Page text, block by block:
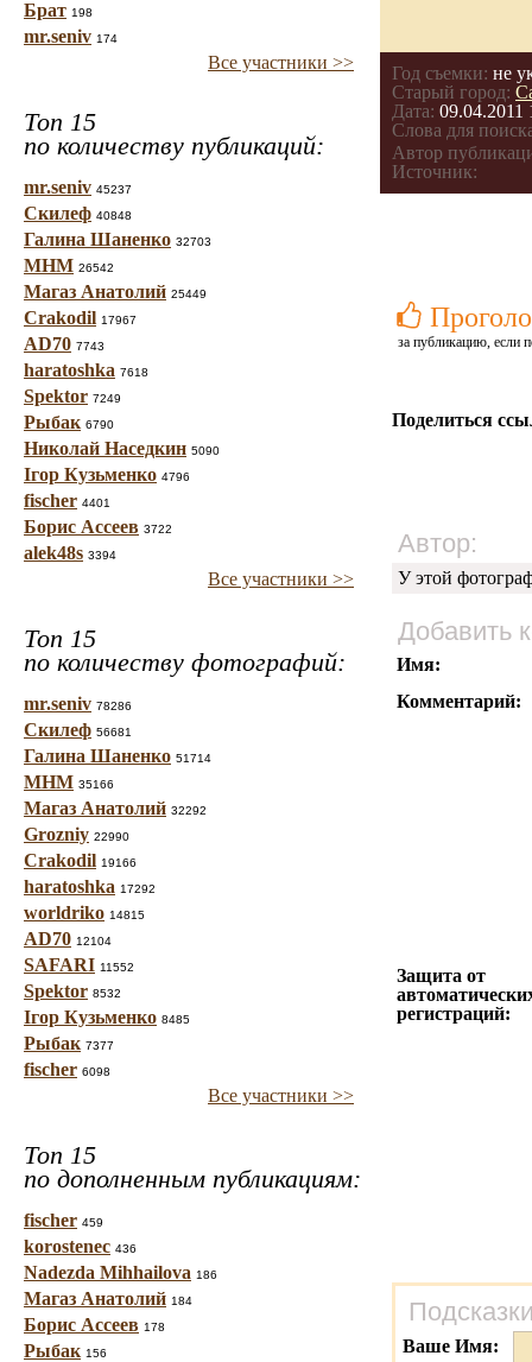
Брат 198
mr.seniv 174
Все участники >>
Топ 15
по количеству публикаций:
mr.seniv 45237
Скилеф 40848
Галина Шаненко 32703
МНМ 26542
Магаз Анатолий 25449
Crakodil 17967
AD70 7743
haratoshka 7618
Spektor 7249
Рыбак 6790
Николай Наседкин 5090
Ігор Кузьменко 4796
fischer 4401
Борис Ассеев 3722
alek48s 3394
Все участники >>
Топ 15
по количеству фотографий:
mr.seniv 78286
Скилеф 56681
Галина Шаненко 51714
МНМ 35166
Магаз Анатолий 32292
Grozniy 22990
Crakodil 19166
haratoshka 17292
worldriko 14815
AD70 12104
SAFARI 11552
Spektor 8532
Ігор Кузьменко 8485
Рыбак 7377
fischer 6098
Все участники >>
Топ 15
по дополненным публикациям:
fischer 459
korostenec 436
Nadezda Mihhailova 186
Магаз Анатолий 184
Борис Ассеев 178
Рыбак 156
Год съемки: не
Старый город:
Дата: 09.04.2011
Слова для
Автор
Источник:
за публикацию, если
Поделиться
Автор:
У этой
Добавить
Имя:
Комментарий:
Защита от
регистраций:
Ваше Имя: